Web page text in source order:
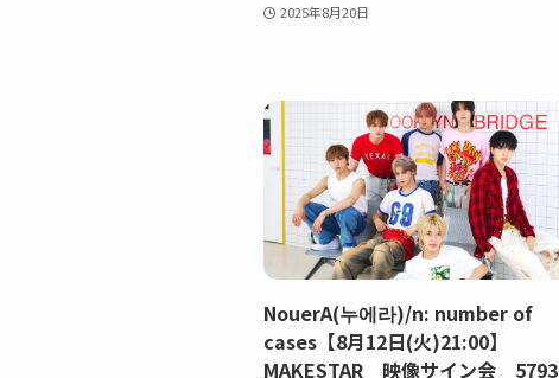
2025年8月20日
NouerA(누에라)/n: number of
cases【8月12日(火)21:00】
MAKESTAR 映像サイン会 5793